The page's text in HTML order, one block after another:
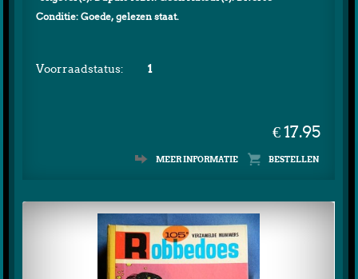
€ 17.95
Conditie: Goede, gelezen staat.
Voorraadstatus: 1
MEER INFORMATIE